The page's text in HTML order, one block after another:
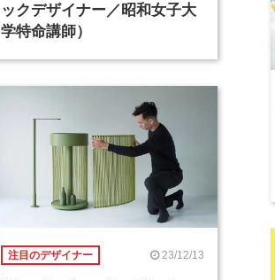
ックデザイナー／昭和女子大
学特命講師）
注目のデザイナー 23/12/13